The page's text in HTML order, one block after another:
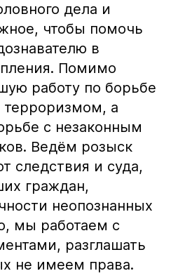
дела и
чтобы помочь
в
Помимо
работу по борьбе
а
с незаконным
Ведём розыск
следствия и суда,
граждан,
неопознанных
мы работаем с
разглашать
не имеем права.